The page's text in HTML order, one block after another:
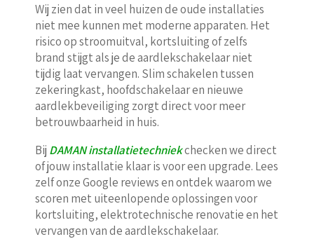
Wij zien dat in veel huizen de oude installaties
niet mee kunnen met moderne apparaten. Het
risico op stroomuitval, kortsluiting of zelfs
brand stijgt als je de aardlekschakelaar niet
tijdig laat vervangen. Slim schakelen tussen
zekeringkast, hoofdschakelaar en nieuwe
aardlekbeveiliging zorgt direct voor meer
betrouwbaarheid in huis.
Bij DAMAN installatietechniekchecken we direct
of jouw installatie klaar is voor een upgrade. Lees
zelf onze Google reviews en ontdek waarom we
scoren met uiteenlopende oplossingen voor
kortsluiting, elektrotechnische renovatie en het
vervangen van de aardlekschakelaar.